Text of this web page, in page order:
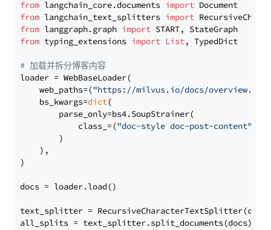
from langchain_core.documents import
from langchain_text_splitters import
from langgraph.graph import
from typing_extensions import List, TypedDict
# 加载并拆分博客内容
loader = WebBaseLoader(
    web_paths=(
"https://milvus.io/docs/overview.md"
    bs_kwargs=
dict(
        parse_only=bs4.SoupStrainer(
            class_=(
"doc-style doc-post-content"
        )
    ),
)
docs = loader.load()
text_splitter =
all_splits = text_splitter.split_documents(docs)